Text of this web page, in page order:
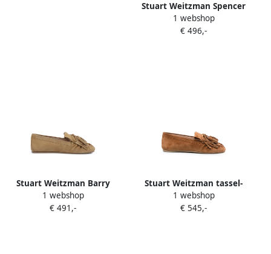
Stuart Weitzman Spencer
suede loafers Blauw
1 webshop
€ 496,-
Stuart Weitzman Barry
stud-embellished fringe
loafers Beige
1 webshop
€ 491,-
Stuart Weitzman tassel-
embellished studded
loafers Bruin
1 webshop
€ 545,-